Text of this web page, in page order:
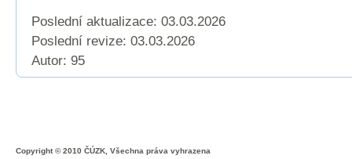
Poslední aktualizace: 03.03.2026
Poslední revize: 03.03.2026
Autor: 95
Copyright © 2010 ČÚZK, Všechna práva vyhrazena